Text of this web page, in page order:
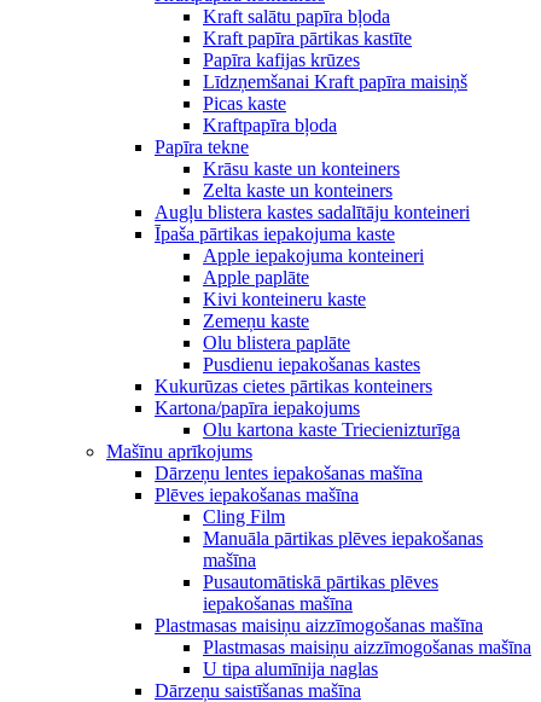
Kraft salātu papīra bļoda
Kraft papīra pārtikas kastīte
Papīra kafijas krūzes
Līdzņemšanai Kraft papīra maisiņš
Picas kaste
Kraftpapīra bļoda
Papīra tekne
Krāsu kaste un konteiners
Zelta kaste un konteiners
Augļu blistera kastes sadalītāju konteineri
Īpaša pārtikas iepakojuma kaste
Apple iepakojuma konteineri
Apple paplāte
Kivi konteineru kaste
Zemeņu kaste
Olu blistera paplāte
Pusdienu iepakošanas kastes
Kukurūzas cietes pārtikas konteiners
Kartona/papīra iepakojums
Olu kartona kaste Triecienizturīga
Mašīnu aprīkojums
Dārzeņu lentes iepakošanas mašīna
Plēves iepakošanas mašīna
Cling Film
Manuāla pārtikas plēves iepakošanas
mašīna
Pusautomātiskā pārtikas plēves
iepakošanas mašīna
Plastmasas maisiņu aizzīmogošanas mašīna
Plastmasas maisiņu aizzīmogošanas mašīna
U tipa alumīnija naglas
Dārzeņu saistīšanas mašīna